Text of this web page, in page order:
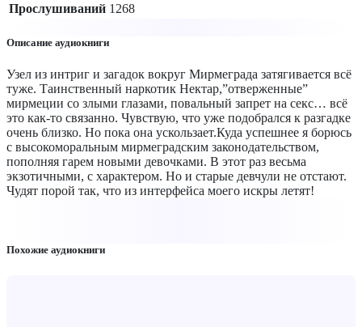
Прослушиваний 1268
Описание аудиокниги
Узел из интриг и загадок вокруг Мирмеграда затягивается всё
туже. Таинственный наркотик Нектар,”отверженные”
мирмеции со злыми глазами, повальный запрет на секс… всё
это как-то связанно. Чувствую, что уже подобрался к разгадке
очень близко. Но пока она ускользает.Куда успешнее я борюсь
с высокоморальным мирмеградским законодательством,
пополняя гарем новыми девочками. В этот раз весьма
экзотичными, с характером. Но и старые девчули не отстают.
Чудят порой так, что из интерфейса моего искры летят!
Похожие аудиокниги